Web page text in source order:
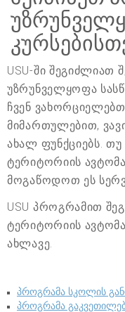
USU-ში
უზრუნველყოფა
ჩვენ
მიმართულებით,
ახალ ფუნქციებს.
ტერიტორიის
მოგაწოდოთ ეს
USU პროგრამით
ტერიტორიის
ახლავე.
პროგრამა სკოლის
პროგრამა